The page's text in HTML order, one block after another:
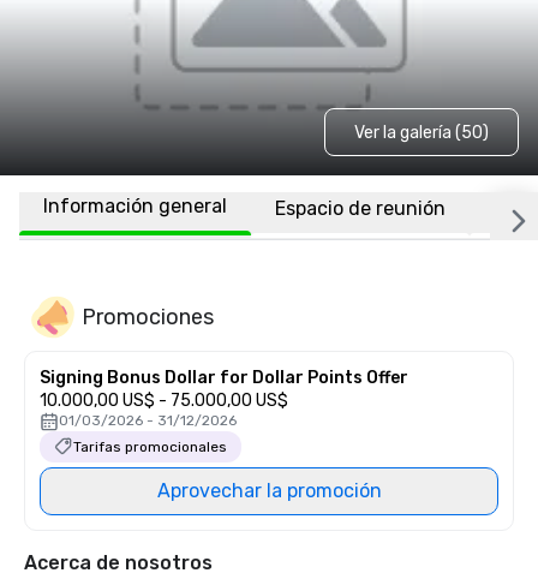
Ver la galería (50)
Información general Espacio de reunión
Promociones
Signing Bonus Dollar for Dollar Points Offer
10.000,00 US$ - 75.000,00 US$
01/03/2026 - 31/12/2026
Tarifas promocionales
Aprovechar la promoción
Acerca de nosotros